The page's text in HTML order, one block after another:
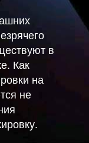
в
Как
на
не